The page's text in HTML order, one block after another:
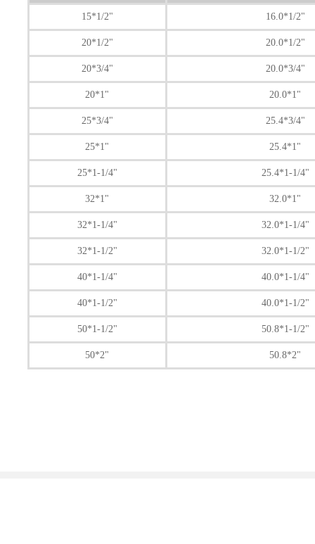
15*1/2" 16.0*1/2"
20*1/2" 20.0*1/2"
20*3/4" 20.0*3/4"
20*1" 20.0*1"
25*3/4" 25.4*3/4"
25*1" 25.4*1"
25*1-1/4" 25.4*1-1/4"
32*1" 32.0*1"
32*1-1/4" 32.0*1-1/4"
32*1-1/2" 32.0*1-1/2"
40*1-1/4" 40.0*1-1/4"
40*1-1/2" 40.0*1-1/2"
50*1-1/2" 50.8*1-1/2"
50*2" 50.8*2"